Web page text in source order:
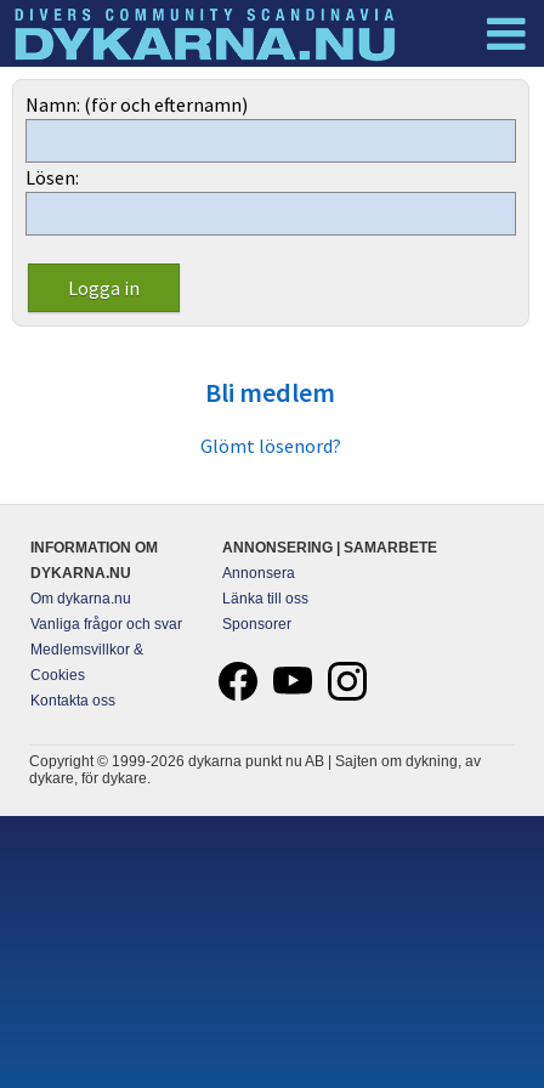
Dyknyheter
Namn: (för och efternamn)
Lösen:
Bli medlem
Glömt lösenord?
INFORMATION OM
DYKARNA.NU
Om dykarna.nu
Vanliga frågor och svar
Medlemsvillkor &
Cookies
Kontakta oss
ANNONSERING | SAMARBETE
Annonsera
Länka till oss
Sponsorer
Copyright © 1999-2026 dykarna punkt nu AB | Sajten om dykning, av
dykare, för dykare.